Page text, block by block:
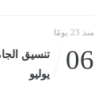
منذ 23 يومًا
06
يوليو